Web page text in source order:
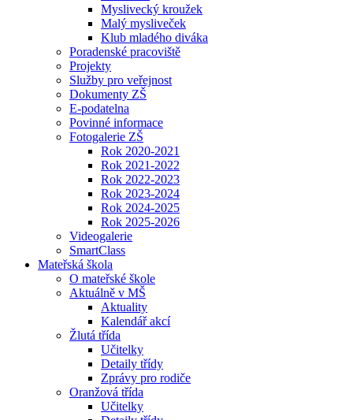
Myslivecký kroužek
Malý mysliveček
Klub mladého diváka
Poradenské pracoviště
Projekty
Služby pro veřejnost
Dokumenty ZŠ
E-podatelna
Povinné informace
Fotogalerie ZŠ
Rok 2020-2021
Rok 2021-2022
Rok 2022-2023
Rok 2023-2024
Rok 2024-2025
Rok 2025-2026
Videogalerie
SmartClass
Mateřská škola
O mateřské škole
Aktuálně v MŠ
Aktuality
Kalendář akcí
Žlutá třída
Učitelky
Detaily třídy
Zprávy pro rodiče
Oranžová třída
Učitelky